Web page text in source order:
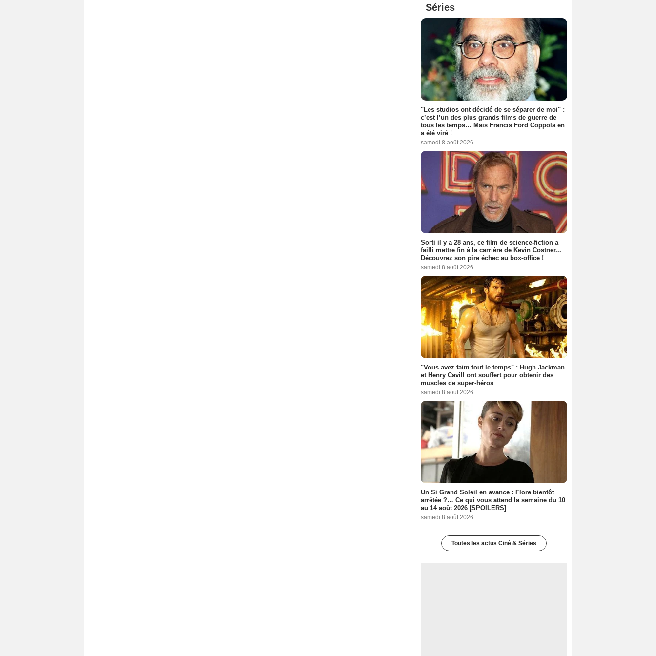
Séries
"Les studios ont décidé de se séparer de moi" :
c’est l’un des plus grands films de guerre de
tous les temps… Mais Francis Ford Coppola en
a été viré !
samedi 8 août 2026
Sorti il y a 28 ans, ce film de science-fiction a
failli mettre fin à la carrière de Kevin Costner...
Découvrez son pire échec au box-office !
samedi 8 août 2026
"Vous avez faim tout le temps" : Hugh Jackman
et Henry Cavill ont souffert pour obtenir des
muscles de super-héros
samedi 8 août 2026
Un Si Grand Soleil en avance : Flore bientôt
arrêtée ?… Ce qui vous attend la semaine du 10
au 14 août 2026 [SPOILERS]
samedi 8 août 2026
Toutes les actus Ciné & Séries